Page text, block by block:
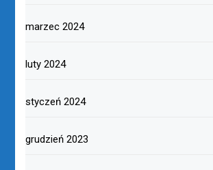
marzec 2024
luty 2024
styczeń 2024
grudzień 2023